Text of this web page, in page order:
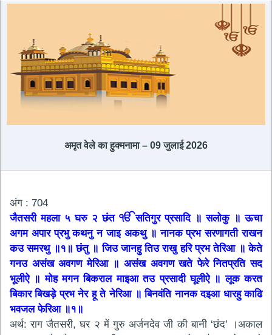
अमृत ​​वेले का हुक्मनामा – 09 जुलाई 2026
अंग : 704
जैतसरी महला ५ घरु २ छंत ੴ सतिगुर प्रसादि ॥ सलोकु ॥ ऊचा
अगम अपार प्रभु कथनु न जाइ अकथु ॥ नानक प्रभ सरणागती राखन
कउ समरथु ॥१॥ छंतु ॥ जिउ जानहु तिउ राखु हरि प्रभ तेरिआ ॥ केते
गनउ असंख अवगण मेरिआ ॥ असंख अवगण खते फेरे नितप्रति सद
भूलीऐ ॥ मोह मगन बिकराल माइआ तउ प्रसादी घूलीऐ ॥ लूक करत
बिकार बिखड़े प्रभ नेर हू ते नेरिआ ॥ बिनवंति नानक दइआ धारहु काढि
भवजल फेरिआ ॥१॥
अर्थ: राग जैतसरी, घर २ में गुरु अर्जनदेव जी की बानी ‘छंद’ ।अकाल